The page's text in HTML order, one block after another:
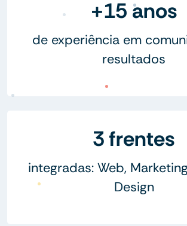
+15 anos
de experiência em
resultados
3 frentes
integradas: Web,
Design